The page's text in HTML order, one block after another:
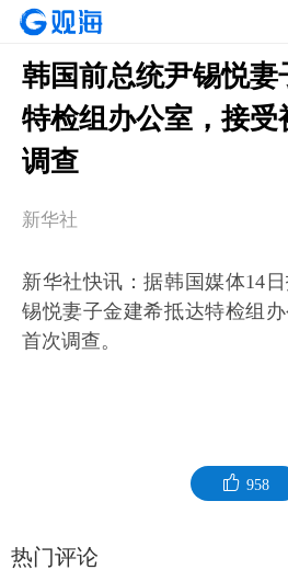
韩国前总统尹锡悦妻
特检组办公室，接受
调查
新华社
新华社快讯：据韩国媒体14
锡悦妻子金建希抵达特检组
首次调查。
958
热门评论